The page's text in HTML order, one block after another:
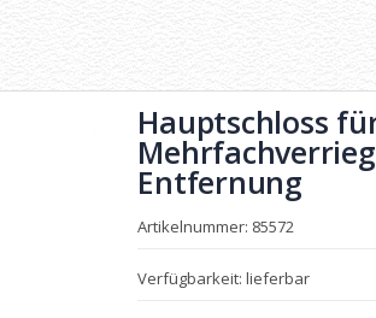
Hauptschloss
Entfernung
Artikelnummer: 85572
Verfügbarkeit: lieferbar